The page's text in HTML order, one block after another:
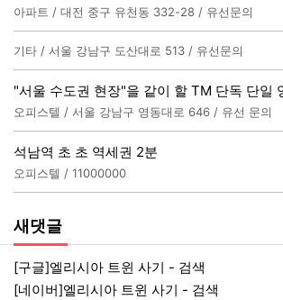
아파트 / 대전 중구 유천동 332-28 / 유선문의
기타 / 서울 강남구 도산대로 513 / 유선문의
오피스텔 / 서울 강남구 영동대로 646 / 유선 문의
석남역 초 초 역세권 2분
오피스텔 / 11000000
새댓글
[구글]엘리시아 트윈 사기 - 검색
[네이버]엘리시아 트윈 사기 - 검색